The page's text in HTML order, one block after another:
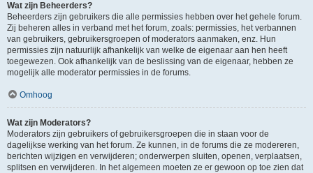
Wat zijn Beheerders?
Beheerders zijn gebruikers die alle permissies hebben over het gehele forum.
Zij beheren alles in verband met het forum, zoals: permissies, het verbannen
van gebruikers, gebruikersgroepen of moderators aanmaken, enz. Hun
permissies zijn natuurlijk afhankelijk van welke de eigenaar aan hen heeft
toegewezen. Ook afhankelijk van de beslissing van de eigenaar, hebben ze
mogelijk alle moderator permissies in de forums.
Omhoog
Wat zijn Moderators?
Moderators zijn gebruikers of gebruikersgroepen die in staan voor de
dagelijkse werking van het forum. Ze kunnen, in de forums die ze modereren,
berichten wijzigen en verwijderen; onderwerpen sluiten, openen, verplaatsen,
splitsen en verwijderen. In het algemeen moeten ze er gewoon op toe zien dat